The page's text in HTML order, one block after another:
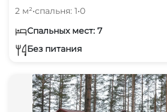
2 м²•спальня: 1•0
Спальных мест: 7
Без питания